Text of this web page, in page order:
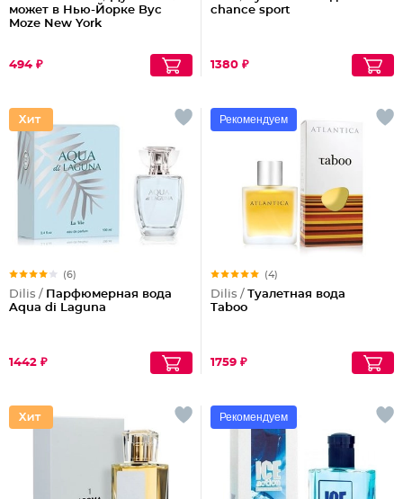
может в Нью-Йорке Byc
Moze New York
494 ₽
chance sport
1380 ₽
(6)
Dilis / Парфюмерная вода
Aqua di Laguna
1442 ₽
Рекомендуем
(4)
Dilis / Туалетная вода
Taboo
1759 ₽
Рекомендуем